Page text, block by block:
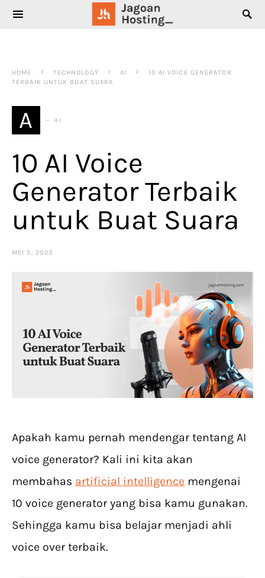
SEARCH FOR:
HOME TECHNOLOGY AI
10 AI VOICE GENERATOR
TERBAIK UNTUK BUAT SUARA
A AI
10 AI Voice
Generator Terbaik
untuk Buat Suara
MEI 5, 2023
Apakah kamu pernah mendengar tentang AI
voice generator? Kali ini kita akan
membahas artificial intelligence mengenai
10 voice generator yang bisa kamu gunakan.
Sehingga kamu bisa belajar menjadi ahli
voice over terbaik.